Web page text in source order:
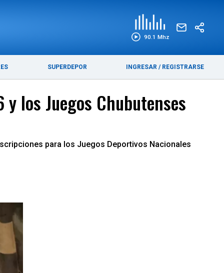
90.1 Mhz
SUPERDEPOR INGRESAR / REGISTRARSE
los Juegos Chubutenses
para los Juegos Deportivos Nacionales